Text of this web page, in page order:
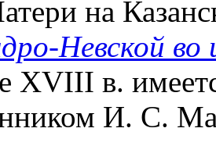
на
Невской
XVIII в.
И. С.